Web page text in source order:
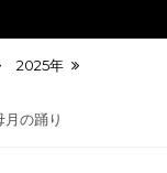
2025年
の踊り